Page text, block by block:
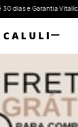
dias e Garantia Vitalícia •